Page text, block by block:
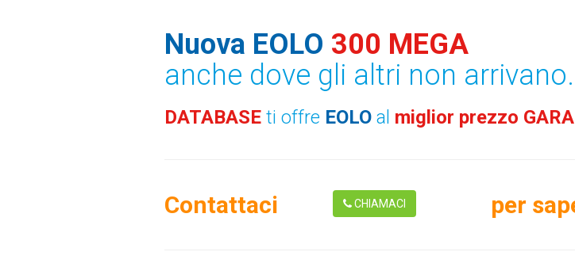
Nuova EOLO 300 MEGA
anche dove gli altri non arrivano.
DATABASE ti offre EOLO al miglior prezzo
Contattaci CHIAMACI per